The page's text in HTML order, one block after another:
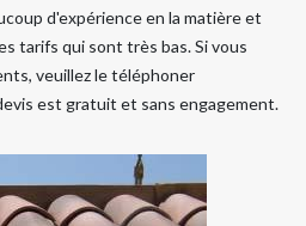
d'expérience en la matière et
tarifs qui sont très bas. Si vous
veuillez le téléphoner
est gratuit et sans engagement.